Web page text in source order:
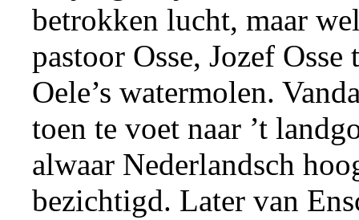
betrokken lucht, maar
pastoor Osse, Jozef
Oele’s watermolen.
toen te voet naar ’t
alwaar Nederlandsch
bezichtigd. Later van